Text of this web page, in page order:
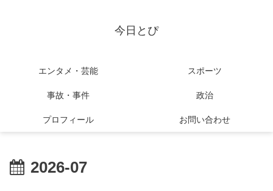
今日とぴ
エンタメ・芸能 スポーツ
事故・事件 政治
プロフィール お問い合わせ
2026-07